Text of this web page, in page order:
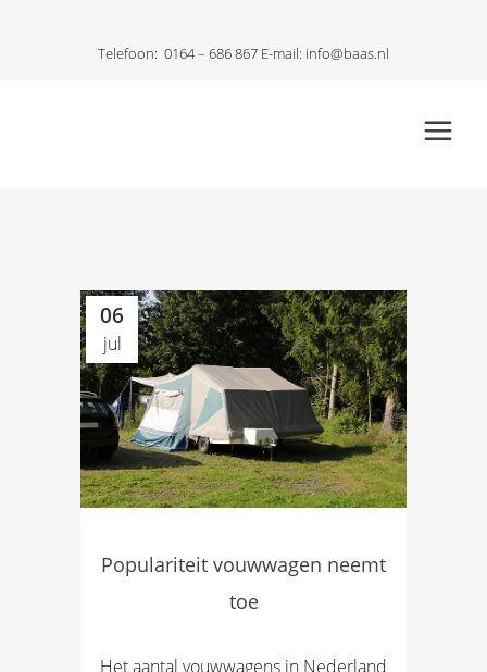
Telefoon: 0164 – 686 867 E-mail: info@baas.nl
06
jul
Populariteit vouwwagen neemt
toe
Het aantal vouwwagens in Nederland